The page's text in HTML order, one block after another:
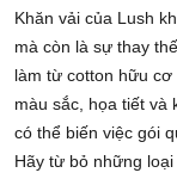
Khăn vải của Lush
mà còn là sự thay
làm từ cotton hữu
màu sắc, họa tiết và
có thể biến việc gói
Hãy từ bỏ những